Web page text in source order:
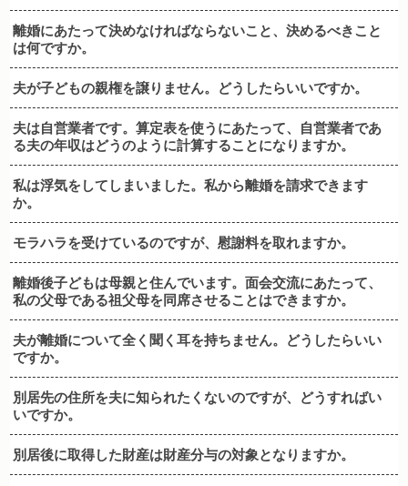
離婚にあたって決めなければならないこと、決めるべきこと
は何ですか。
夫が子どもの親権を譲りません。どうしたらいいですか。
夫は自営業者です。算定表を使うにあたって、自営業者であ
る夫の年収はどうのように計算することになりますか。
私は浮気をしてしまいました。私から離婚を請求できます
か。
モラハラを受けているのですが、慰謝料を取れますか。
離婚後子どもは母親と住んでいます。面会交流にあたって、
私の父母である祖父母を同席させることはできますか。
夫が離婚について全く聞く耳を持ちません。どうしたらいい
ですか。
別居先の住所を夫に知られたくないのですが、どうすればい
いですか。
別居後に取得した財産は財産分与の対象となりますか。